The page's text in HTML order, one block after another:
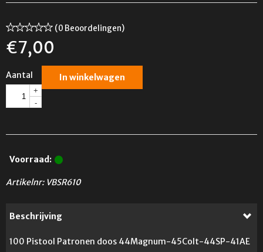
(0 Beoordelingen)
€7,00
Aantal
+
-
In winkelwagen
Voorraad:
Artikelnr: VBSR610
Beschrijving
100 Pistool Patronen doos 44Magnum-45Colt-44SP-41AE